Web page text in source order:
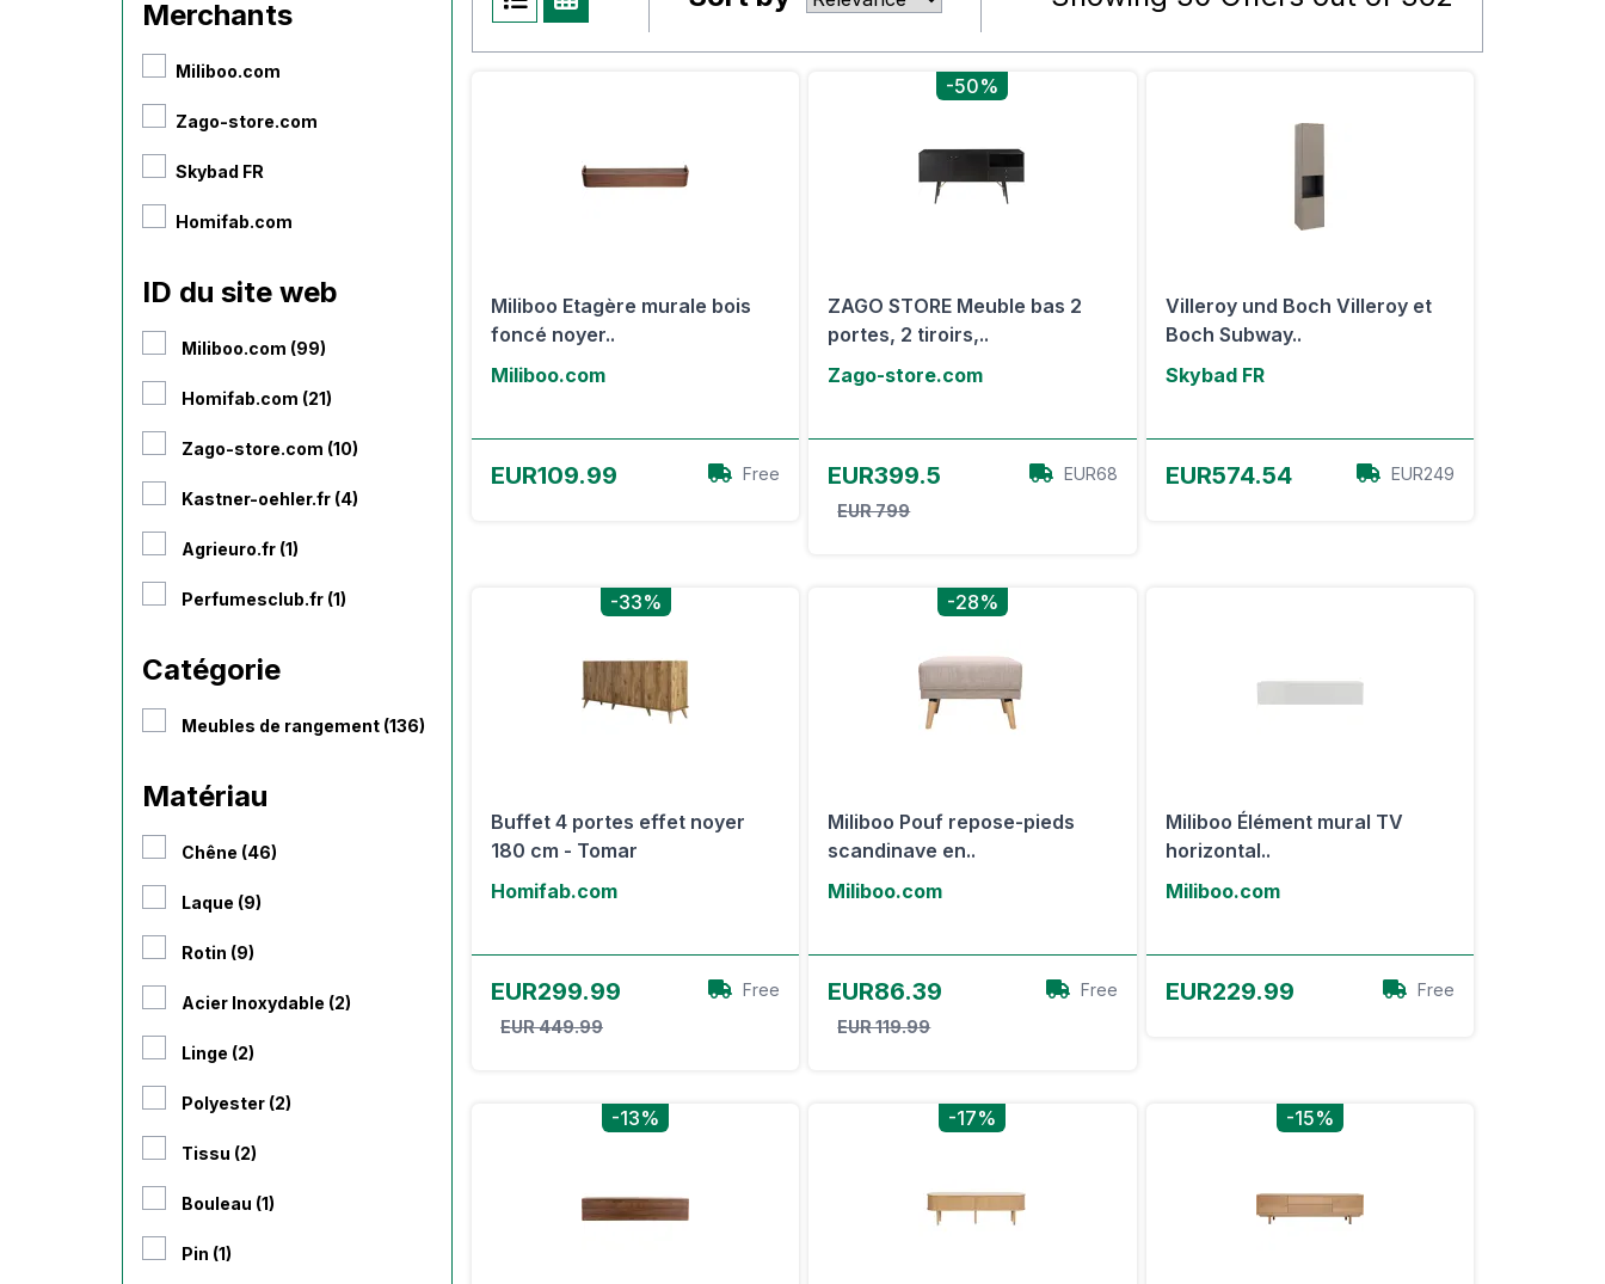
Merchants
Miliboo.com
Zago-store.com
Skybad FR
Homifab.com
ID du site web
Miliboo.com (99)
Homifab.com (21)
Zago-store.com (10)
Kastner-oehler.fr (4)
Agrieuro.fr (1)
Perfumesclub.fr (1)
Catégorie
Meubles de rangement (136)
Matériau
Chêne (46)
Laque (9)
Rotin (9)
Acier Inoxydable (2)
Linge (2)
Polyester (2)
Tissu (2)
Bouleau (1)
Pin (1)
Miliboo Etagère murale bois
foncé noyer..
Miliboo.com
EUR109.99 Free
-50%
ZAGO STORE Meuble bas 2
portes, 2 tiroirs,..
Zago-store.com
EUR399.5
EUR 799
EUR68
Villeroy und Boch Villeroy et
Boch Subway..
Skybad FR
EUR574.54 EUR249
-33%
Buffet 4 portes effet noyer
180 cm - Tomar
Homifab.com
EUR299.99
EUR 449.99
Free
-28%
Miliboo Pouf repose-pieds
scandinave en..
Miliboo.com
EUR86.39
EUR 119.99
Free
Miliboo Élément mural TV
horizontal..
Miliboo.com
EUR229.99 Free
-13% -17% -15%